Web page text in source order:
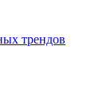
трендов